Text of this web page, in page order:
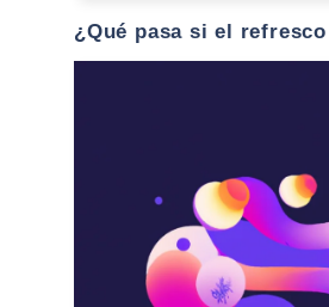
¿Qué pasa si el